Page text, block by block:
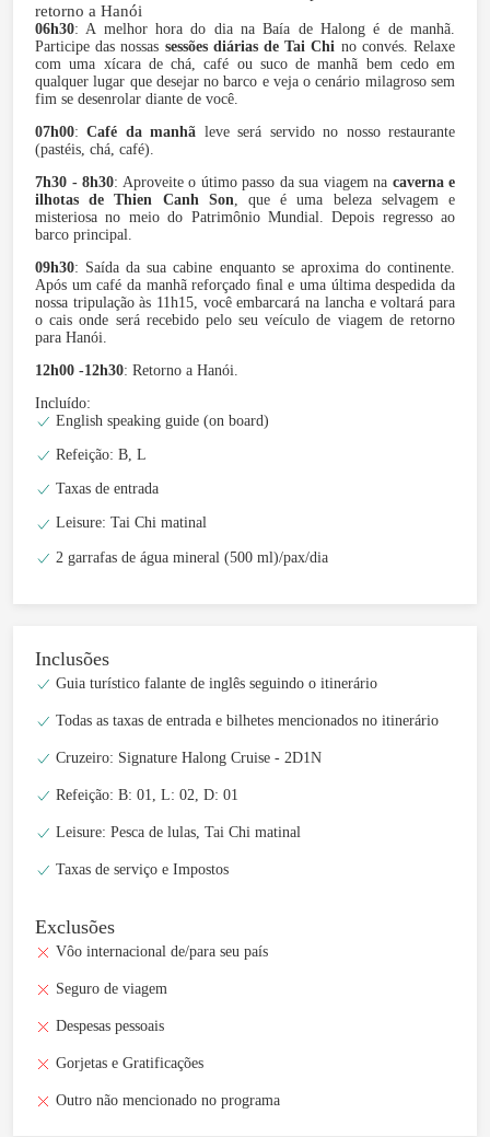
retorno a Hanói
06h30: A melhor hora do dia na Baía de Halong é de manhã.
Participe das nossas sessões diárias de Tai Chi no convés. Relaxe
com uma xícara de chá, café ou suco de manhã bem cedo em
qualquer lugar que desejar no barco e veja o cenário milagroso sem
fim se desenrolar diante de você.
07h00:Café da manhã leve será servido no nosso restaurante
(pastéis, chá, café).
7h30 - 8h30: Aproveite o útimo passo da sua viagem na caverna e
ilhotas de Thien Canh Son , que é uma beleza selvagem e
misteriosa no meio do Patrimônio Mundial. Depois regresso ao
barco principal.
09h30: Saída da sua cabine enquanto se aproxima do continente.
Após um café da manhã reforçado ﬁnal e uma última despedida da
nossa tripulação às 11h15, você embarcará na lancha e voltará para
o cais onde será recebido pelo seu veículo de viagem de retorno
para Hanói.
12h00 -12h30: Retorno a Hanói.
Incluído:
English speaking guide (on board)
Refeição: B, L
Taxas de entrada
Leisure: Tai Chi matinal
2 garrafas de água mineral (500 ml)/pax/dia
Inclusões
Guia turístico falante de inglês seguindo o itinerário
Todas as taxas de entrada e bilhetes mencionados no itinerário
Cruzeiro: Signature Halong Cruise - 2D1N
Refeição: B: 01, L: 02, D: 01
Leisure: Pesca de lulas, Tai Chi matinal
Taxas de serviço e Impostos
Exclusões
Vôo internacional de/para seu país
Seguro de viagem
Despesas pessoais
Gorjetas e Gratificações
Outro não mencionado no programa